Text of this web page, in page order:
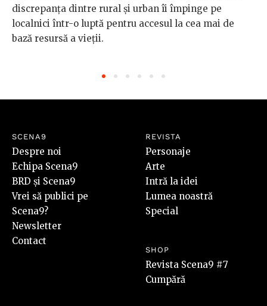
discrepanța dintre rural și urban îi împinge pe
localnici într-o luptă pentru accesul la cea mai de
bază resursă a vieții.
SCENA9
Despre noi
Echipa Scena9
BRD și Scena9
Vrei să publici pe
Scena9?
Newsletter
Contact
REVISTA
Personaje
Arte
Intră la idei
Lumea noastră
Special
SHOP
Revista Scena9 #7
Cumpără